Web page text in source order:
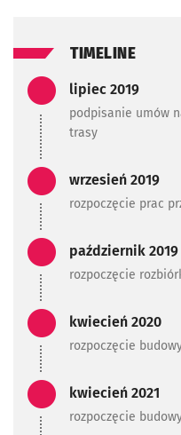
TIMELINE
Zadanie
lipiec 2019
podpisanie umów
trasy
Zadanie
wrzesień 2019
rozpoczęcie prac
Zadanie
październik 2019
rozpoczęcie
Zadanie
kwiecień 2020
rozpoczęcie
Zadanie
kwiecień 2021
rozpoczęcie